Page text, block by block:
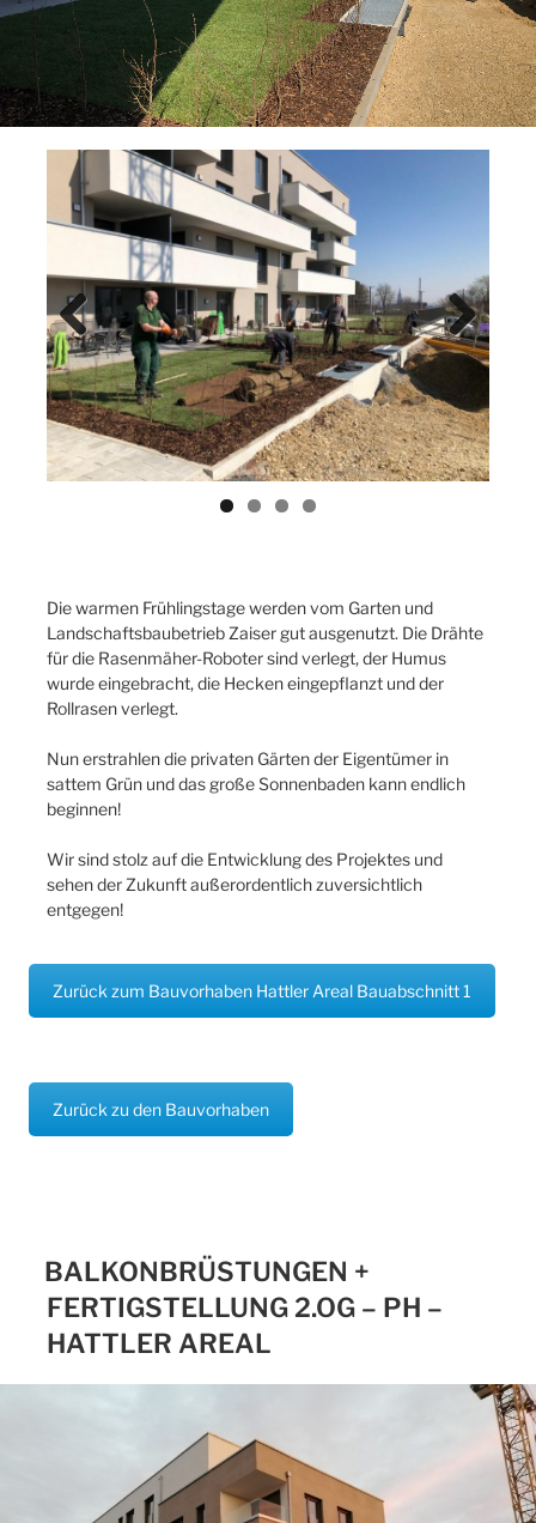
Previ
ous
Next
Die warmen Frühlingstage werden vom Garten und
Landschaftsbaubetrieb Zaiser gut ausgenutzt. Die Drähte
für die Rasenmäher-Roboter sind verlegt, der Humus
wurde eingebracht, die Hecken eingepflanzt und der
Rollrasen verlegt.
Nun erstrahlen die privaten Gärten der Eigentümer in
sattem Grün und das große Sonnenbaden kann endlich
beginnen!
Wir sind stolz auf die Entwicklung des Projektes und
sehen der Zukunft außerordentlich zuversichtlich
entgegen!
Zurück zum Bauvorhaben Hattler Areal Bauabschnitt 1
Zurück zu den Bauvorhaben
BALKONBRÜSTUNGEN +
FERTIGSTELLUNG 2.OG – PH –
HATTLER AREAL